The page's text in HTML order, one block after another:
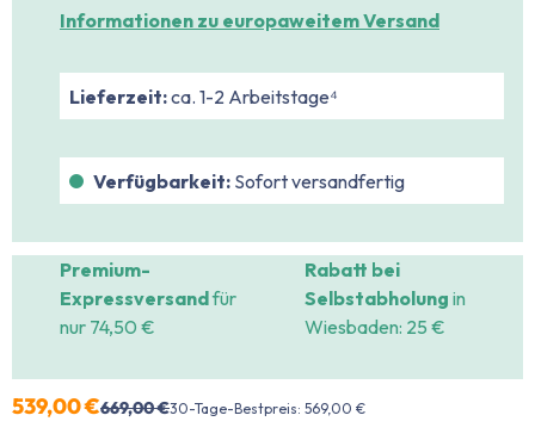
Informationen zu europaweitem Versand
Lieferzeit:ca. 1-2 Arbeitstage⁴
Verfügbarkeit:Sofort versandfertig
Premium-
Expressversandfür
nur 74,50 €
Rabatt bei
Selbstabholung in
Wiesbaden: 25 €
539,00 €669,00 €30-Tage-Bestpreis: 569,00 €